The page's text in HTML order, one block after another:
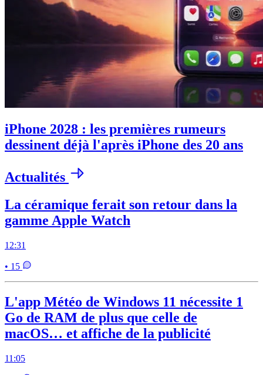
iPhone 2028 : les premières rumeurs
dessinent déjà l'après iPhone des 20 ans
Actualités
La céramique ferait son retour dans la
gamme Apple Watch
12:31
• 15
L'app Météo de Windows 11 nécessite 1
Go de RAM de plus que celle de
macOS… et affiche de la publicité
11:05